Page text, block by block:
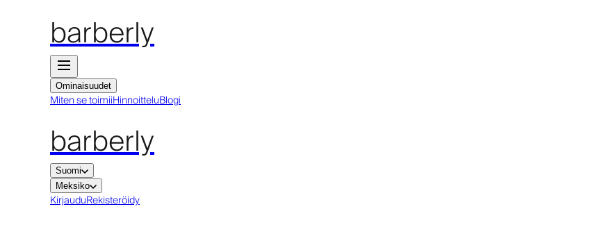
barberly
Ominaisuudet
Miten se toimiiHinnoitteluBlogi
barberly
Suomi
Meksiko
KirjauduRekisteröidy